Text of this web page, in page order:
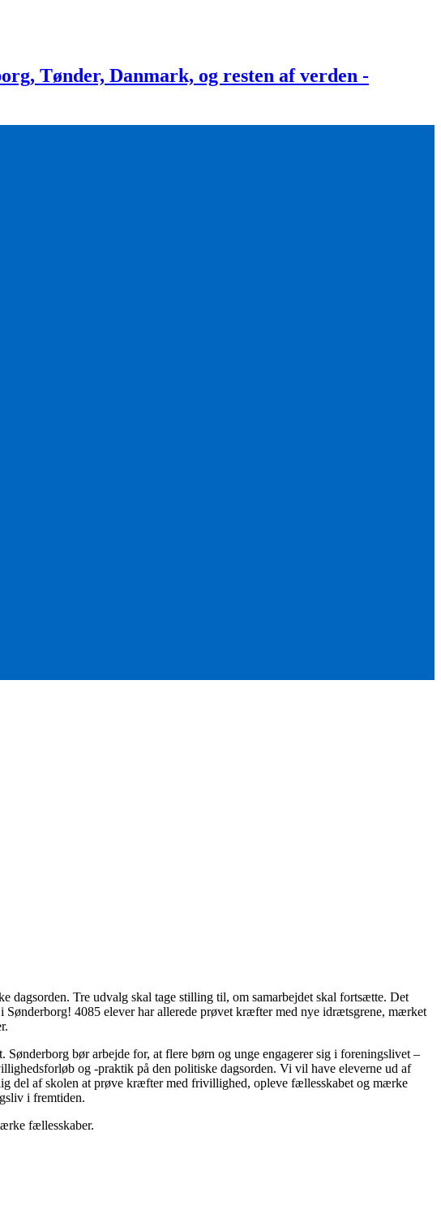
Tønder, Danmark, og resten af verden -
dagsorden. Tre udvalg skal tage stilling til, om samarbejdet skal fortsætte. Det
4085 elever har allerede prøvet kræfter med nye idrætsgrene, mærket
bør arbejde for, at flere børn og unge engagerer sig i foreningslivet –
og -praktik på den politiske dagsorden. Vi vil have eleverne ud af
del af skolen at prøve kræfter med frivillighed, opleve fællesskabet og mærke
i fremtiden.
fællesskaber.